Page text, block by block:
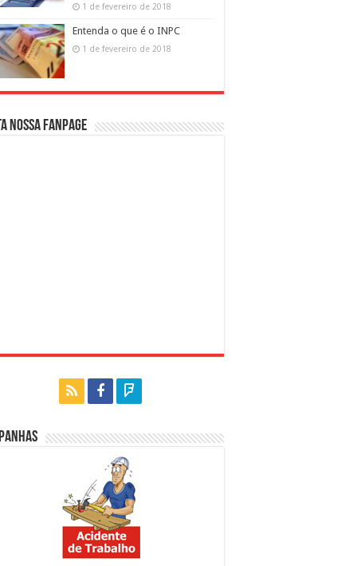
1 de fevereiro de 2018
Entenda o que é o INPC
1 de fevereiro de 2018
nossa fanpage